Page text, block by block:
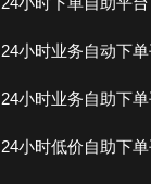
24小时业务自动下
24小时业务自助下
24小时低价自助下